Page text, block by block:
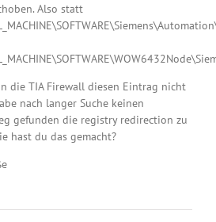
Also statt
die TIA Firewall diesen Eintrag nicht
nach langer Suche keinen
gefunden die registry redirection zu
hast du das gemacht?